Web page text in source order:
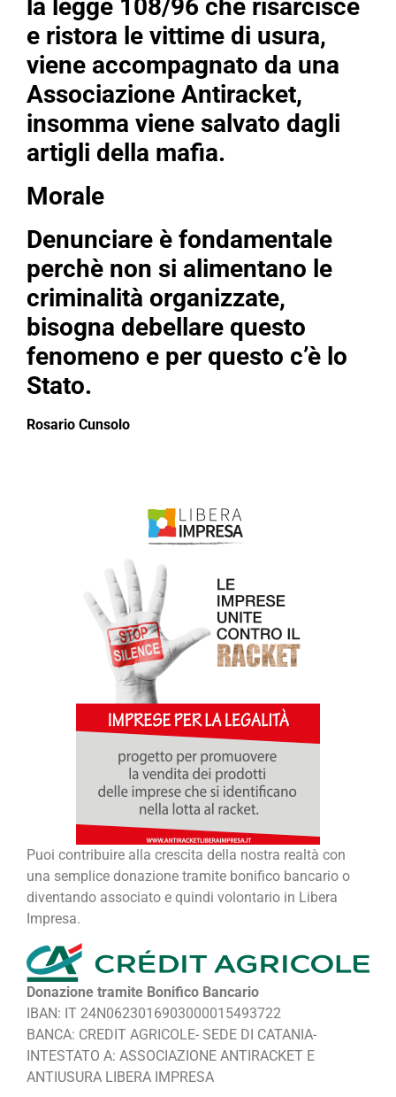
la legge 108/96 che risarcisce
e ristora le vittime di usura,
viene accompagnato da una
Associazione Antiracket,
insomma viene salvato dagli
artigli della mafia.
Morale
Denunciare è fondamentale
perchè non si alimentano le
criminalità organizzate,
bisogna debellare questo
fenomeno e per questo c’è lo
Stato.
Rosario Cunsolo
Puoi contribuire alla crescita della nostra realtà con
una semplice donazione tramite bonifico bancario o
diventando associato e quindi volontario in Libera
Impresa.
Donazione tramite Bonifico Bancario
IBAN: IT 24N0623016903000015493722
BANCA: CREDIT AGRICOLE- SEDE DI CATANIA-
INTESTATO A: ASSOCIAZIONE ANTIRACKET E
ANTIUSURA LIBERA IMPRESA